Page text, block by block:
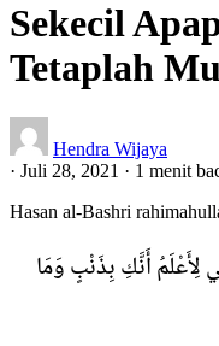
Sekecil
Tetaplah
Hendra Wijaya
· Juli 28, 2021 · 1 menit
Hasan al-Bashri
لِأَعْلَمُ أَنَّكِ بِذَنْبٍ وَمَا